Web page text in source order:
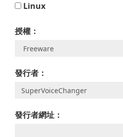
Linux
授權：
發行者：
發行者網址：